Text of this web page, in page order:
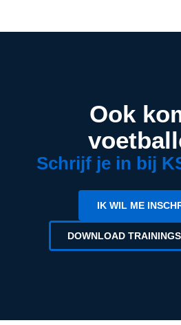
Ook
Schrijf je in bij
IK WIL ME
DOWNLOAD